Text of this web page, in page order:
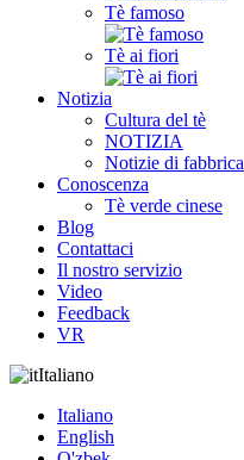
Tè famoso
Tè ai fiori
Notizia
Cultura del tè
NOTIZIA
Notizie di fabbrica
Conoscenza
Tè verde cinese
Blog
Contattaci
Il nostro servizio
Video
Feedback
VR
Italiano
Italiano
English